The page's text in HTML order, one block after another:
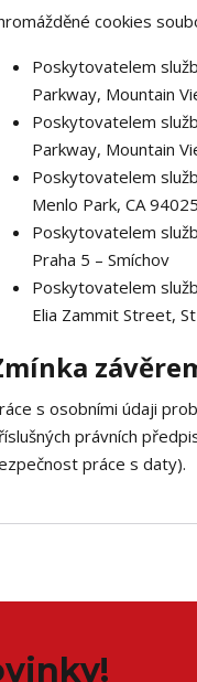
cookies
Poskytovatelem
Parkway, Mountain
Poskytovatelem
Parkway, Mountain
Poskytovatelem
Menlo Park, CA
Poskytovatelem
Praha 5 – Smíchov
Poskytovatelem
Elia Zammit Street,
s osobními údaji
právních
práce s daty).